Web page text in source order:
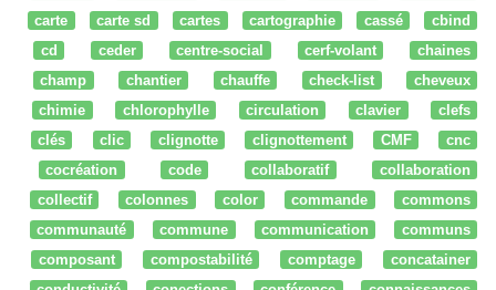
carte
carte sd cartes cartographie cassé
cbind
cd
ceder centre-social cerf-volant
chaines
champ
chantier chauffe check-list
cheveux
chimie
chlorophylle circulation clavier
clefs
clés
clic clignotte clignottement CMF
cnc
cocréation
code collaboratif
collaboration
collectif
colonnes color commande
commons
communauté
commune communication
communs
composant
compostabilité comptage
concatainer